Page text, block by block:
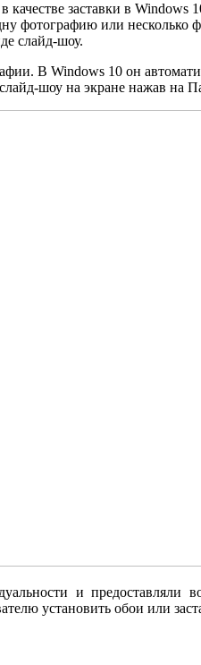
заставки в
фотографию или несколько
слайд-шоу.
В Windows 10 он
шоу на экране нажав на
и предоставляли
установить обои или